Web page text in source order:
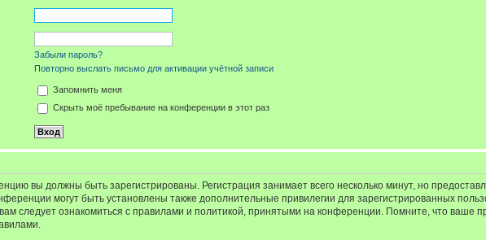
Забыли пароль?
Повторно выслать письмо для активации учётной записи
Запомнить меня
Скрыть моё пребывание на конференции в этот раз
вы должны быть зарегистрированы. Регистрация занимает всего несколько минут, но
могут быть установлены также дополнительные привилегии для зарегистрированных
вам следует ознакомиться с правилами и политикой, принятыми на конференции. Помните, что ваше